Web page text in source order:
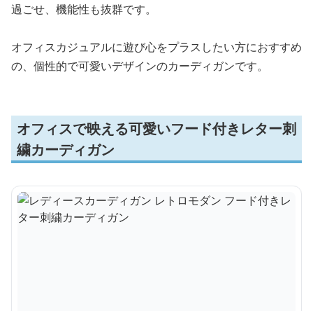
過ごせ、機能性も抜群です。
オフィスカジュアルに遊び心をプラスしたい方におすすめ
の、個性的で可愛いデザインのカーディガンです。
オフィスで映える可愛いフード付きレター刺
繍カーディガン